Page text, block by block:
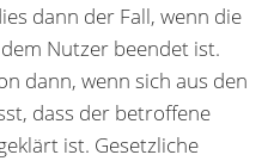
dann der Fall, wenn die
Nutzer beendet ist.
dann, wenn sich aus den
dass der betroffene
ist. Gesetzliche